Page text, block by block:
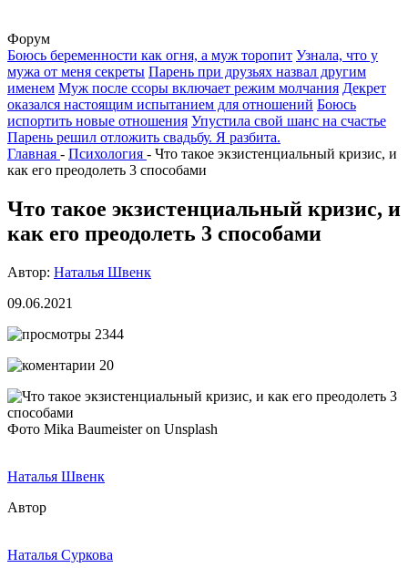
Форум
Боюсь беременности как огня, а муж торопит Узнала, что у
мужа от меня секреты Парень при друзьях назвал другим
именем Муж после ссоры включает режим молчания Декрет
оказался настоящим испытанием для отношений Боюсь
испортить новые отношения Упустила свой шанс на счастье
Парень решил отложить свадьбу. Я разбита.
Главная - Психология - Что такое экзистенциальный кризис, и
как его преодолеть 3 способами
Что такое экзистенциальный кризис, и
как его преодолеть 3 способами
Автор: Наталья Швенк
09.06.2021
2344
20
Фото Mika Baumeister on Unsplash
Наталья Швенк
Автор
Наталья Суркова